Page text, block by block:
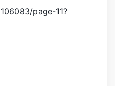
page-11?